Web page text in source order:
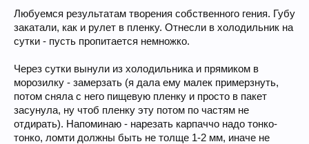
Любуемся результатам творения собственного гения. Губу
закатали, как и рулет в пленку. Отнесли в холодильник на
сутки - пусть пропитается немножко.
Через сутки вынули из холодильника и прямиком в
морозилку - замерзать (я дала ему малек примерзнуть,
потом сняла с него пищевую пленку и просто в пакет
засунула, ну чтоб пленку эту потом по частям не
отдирать). Напоминаю - нарезать карпаччо надо тонко-
тонко, ломти должны быть не толще 1-2 мм, иначе не